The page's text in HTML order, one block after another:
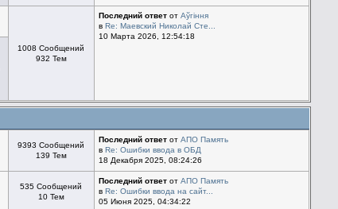
1008 Сообщений
932 Тем
Последний ответот Aўгiння
в Re: Маевский Николай Сте...
10 Марта 2026, 12:54:18
9393 Сообщений
139 Тем
Последний ответот АПО Память
в Re: Ошибки ввода в ОБД
18 Декабря 2025, 08:24:26
535 Сообщений
10 Тем
Последний ответот АПО Память
в Re: Ошибки ввода на сайт...
05 Июня 2025, 04:34:22